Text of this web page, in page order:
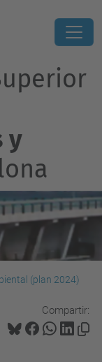
y
(plan 2024)
Compartir: